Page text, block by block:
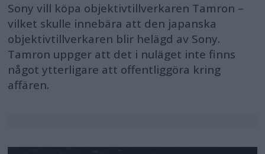
dramatically improves workflows from
data transfer to content creation and
distribution, increasing the work
efficiency of professionals.
Sony vill köpa objektivtillverkaren Tamron –
vilket skulle innebära att den japanska
objektivtillverkaren blir helägd av Sony.
Tamron uppger att det i nuläget inte finns
något ytterligare att offentliggöra kring
affären.